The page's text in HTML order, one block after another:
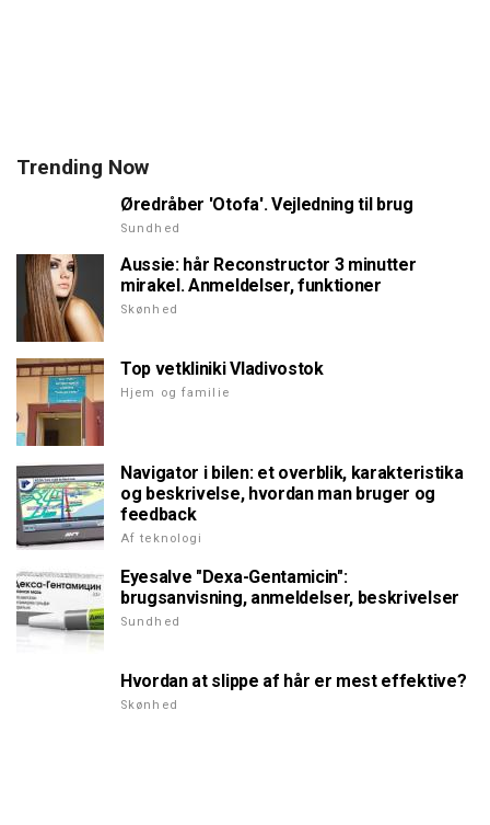
Trending Now
Øredråber 'Otofa'. Vejledning til brug
Sundhed
Aussie: hår Reconstructor 3 minutter
mirakel. Anmeldelser, funktioner
Skønhed
Top vetkliniki Vladivostok
Hjem og familie
Navigator i bilen: et overblik, karakteristika
og beskrivelse, hvordan man bruger og
feedback
Af teknologi
Eyesalve "Dexa-Gentamicin":
brugsanvisning, anmeldelser, beskrivelser
Sundhed
Hvordan at slippe af hår er mest effektive?
Skønhed